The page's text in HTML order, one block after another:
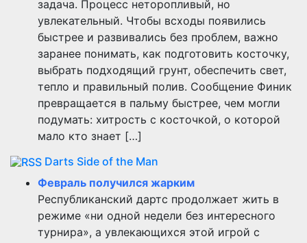
задача. Процесс неторопливый, но
увлекательный. Чтобы всходы появились
быстрее и развивались без проблем, важно
заранее понимать, как подготовить косточку,
выбрать подходящий грунт, обеспечить свет,
тепло и правильный полив. Сообщение Финик
превращается в пальму быстрее, чем могли
подумать: хитрость с косточкой, о которой
мало кто знает […]
Darts Side of the Man
Февраль получился жарким
Республиканский дартс продолжает жить в
режиме «ни одной недели без интересного
турнира», а увлекающихся этой игрой с